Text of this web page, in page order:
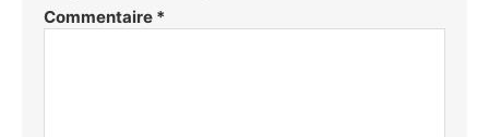
Commentaire *